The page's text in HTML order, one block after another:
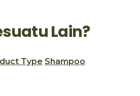
Lain?
Type Shampoo